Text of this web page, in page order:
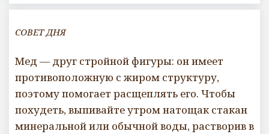
СОВЕТ ДНЯ
Мед — друг стройной фигуры: он имеет
противоположную с жиром структуру,
поэтому помогает расщеплять его. Чтобы
похудеть, выпивайте утром натощак стакан
минеральной или обычной воды, растворив в